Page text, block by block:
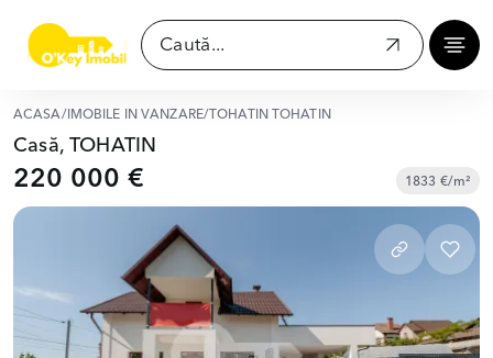
ACASĂ/ IMOBILE ÎN VÂNZARE/ TOHATIN TOHATIN
Casă, TOHATIN
220 000 € 1833 €/m²